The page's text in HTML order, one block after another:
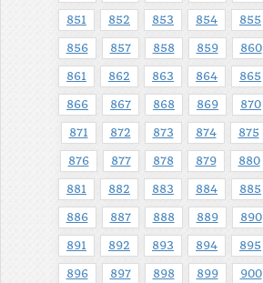
851 852 853 854 855
856 857 858 859 860
861 862 863 864 865
866 867 868 869 870
871 872 873 874 875
876 877 878 879 880
881 882 883 884 885
886 887 888 889 890
891 892 893 894 895
896 897 898 899 900